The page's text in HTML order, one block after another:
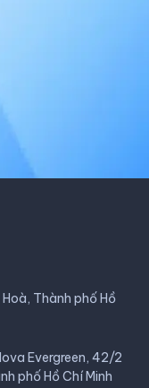
Thành phố Hồ
Evergreen, 42/2
phố Hồ Chí Minh